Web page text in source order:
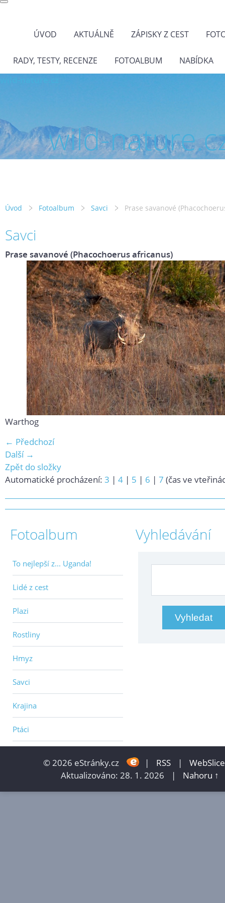
ÚVOD AKTUÁLNĚ ZÁPISKY Z CEST
RADY, TESTY, RECENZE FOTOALBUM NABÍDKA
wild-
Úvod Fotoalbum Savci Prase savanové
Savci
Prase savanové (Phacochoerus africanus)
Warthog
← Předchozí
Další →
Zpět do složky
Automatické procházení: 3 | 4 | 5 | 6 | 7 (čas ve
Fotoalbum
To nejlepší z... Uganda!
Lidé z cest
Plazi
Rostliny
Hmyz
Savci
Krajina
Ptáci
Vyhledávání
© 2026 eStránky.cz | RSS |
WebSlice
Aktualizováno: 28. 1. 2026
| Nahoru ↑